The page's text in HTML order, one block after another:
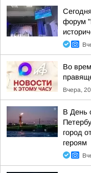
форум
Во
Вчера,
В День
город
героям